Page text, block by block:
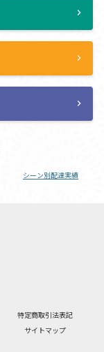
chevron_right
chevron_right
chevron_right
シーン別配達実績
特定商取引法表記
サイトマップ